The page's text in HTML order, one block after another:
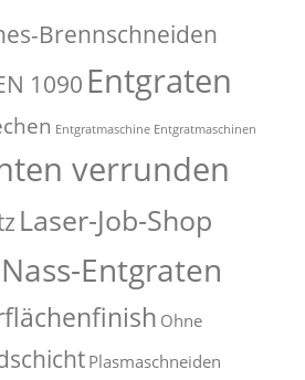
Brennschneiden
1090 Entgraten
Entgratmaschine Entgratmaschinen
verrunden
Laser-Job-Shop
Nass-Entgraten
Ohne
Plasmaschneiden